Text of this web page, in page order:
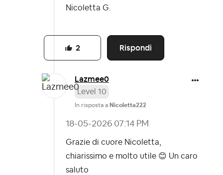
Nicoletta G.
Rispondi
2
Lazmee0
Level 10
In risposta a Nicoletta222
‎18-05-2026 07:14 PM
Grazie di cuore Nicoletta,
chiarissimo e molto utile 😊 Un caro
saluto